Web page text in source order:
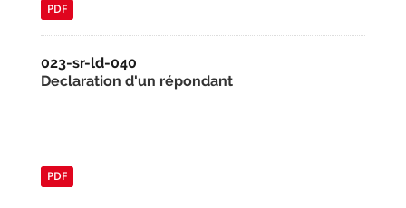
PDF
023-sr-ld-040
Declaration d'un répondant
PDF